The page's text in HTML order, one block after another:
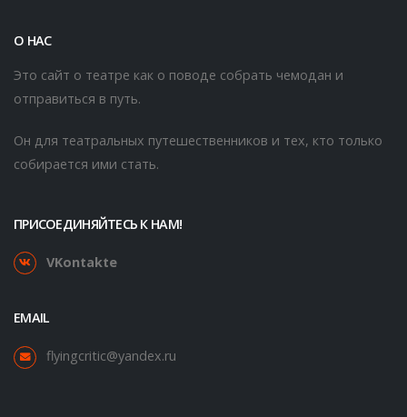
О НАС
Это сайт о театре как о поводе собрать чемодан и
отправиться в путь.
Он для театральных путешественников и тех, кто только
собирается ими стать.
ПРИСОЕДИНЯЙТЕСЬ К НАМ!
VKontakte
EMAIL
flyingcritic@yandex.ru